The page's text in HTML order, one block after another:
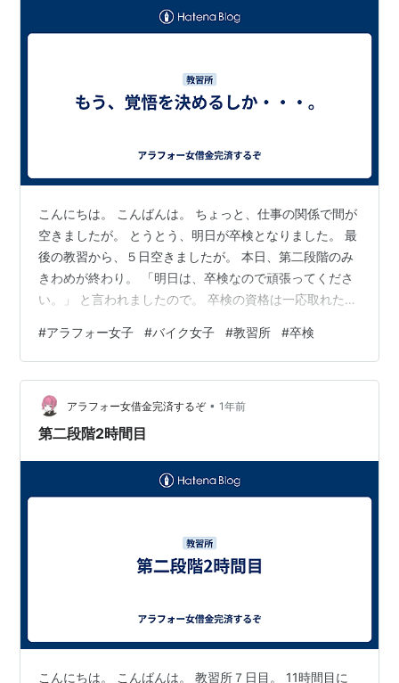
こんにちは。 こんばんは。 ちょっと、仕事の関係で間が
空きましたが。 とうとう、明日が卒検となりました。 最
後の教習から、５日空きましたが。 本日、第二段階のみ
きわめが終わり。 「明日は、卒検なので頑張ってくださ
い。」 と言われましたので。 卒検の資格は一応取れたみ
がありません。 でも、明日は緊張するでしょうから6割
かな・・・。 技術的には、問題ないかなと思いま
す・・・。 あとは、明日の体調、天候、運・・・等が絡
んで合格、不合格が決まる気がします。 もう、この時点
で緊張しているので今夜は眠れるかどうか・・・。 最後
#アラフォー女子 #バイク女子 #教習所 #卒検
アラフォー女借金完済するぞ • 1年前
第二段階2時間目
こんにちは。 こんばんは。 教習所７日目。 11時間目に